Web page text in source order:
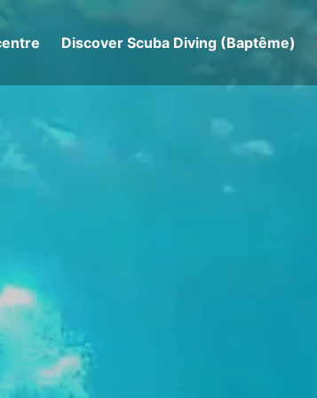
Discover Scuba Diving (Baptême)